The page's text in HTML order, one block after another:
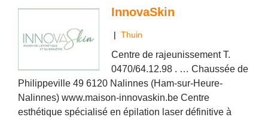
InnovaSkin
| Thuin
Centre de rajeunissement T.
0470/64.12.98 . … Chaussée de
Philippeville 49 6120 Nalinnes (Ham-sur-Heure-
Nalinnes) www.maison-innovaskin.be Centre
esthétique spécialisé en épilation laser définitive à